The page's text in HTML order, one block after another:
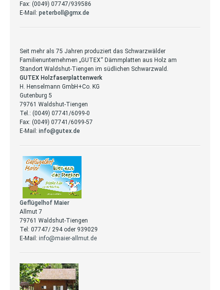
Fax: (0049) 07747/939586
E-Mail: peterboll@gmx.de
Seit mehr als 75 Jahren produziert das Schwarzwälder
Familienunternehmen „GUTEX“ Dämmplatten aus Holz am
Standort Waldshut-Tiengen im südlichen Schwarzwald.
GUTEX Holzfaserplattenwerk
H. Henselmann GmbH+Co. KG
Gutenburg 5
79761 Waldshut-Tiengen
Tel.: (0049) 07741/6099-0
Fax: (0049) 07741/6099-57
E-Mail: info@gutex.de
Geflügelhof Maier
Allmut 7
79761 Waldshut-Tiengen
Tel: 07747/ 294 oder 939029
E-Mail: info@maier-allmut.de